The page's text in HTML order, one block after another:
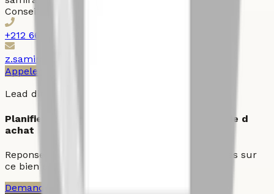
Conseiller immobilier
+212 667101016
z.samira@century21ollier.com
Appeler
Lead direct
Planifier une visite ou demander une strategie d
achat
Reponse prioritaire pour les demandes qualifiees sur
ce bien et les actifs comparables du quartier.
Demander une visite